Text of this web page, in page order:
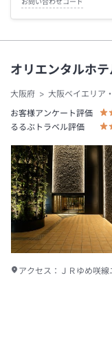
お問い合わせコード
オリエンタルホ
大阪府
大阪ベイエリア
お客様アンケート評価
るるぶトラベル評価
アクセス： ＪＲゆめ咲